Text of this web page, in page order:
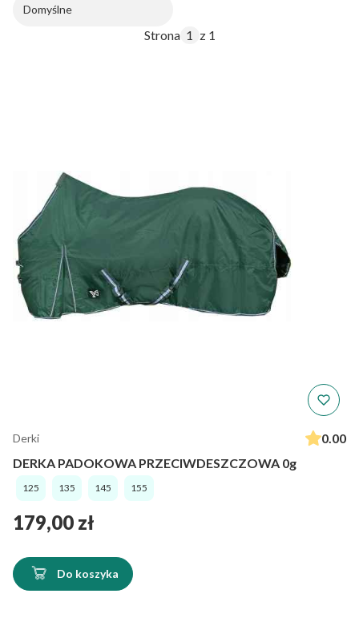
Domyślne
Strona z 1
Derki
0.00
DERKA PADOKOWA PRZECIWDESZCZOWA 0g
125 135 145 155
Cena
179,00 zł
Do koszyka